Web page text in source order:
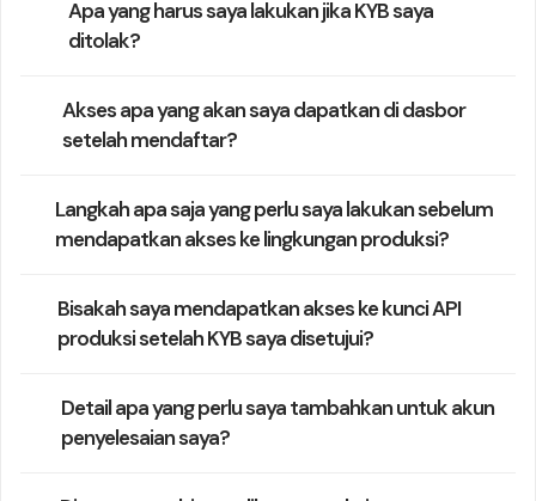
Apa yang harus saya lakukan jika KYB saya
ditolak?
Akses apa yang akan saya dapatkan di dasbor
setelah mendaftar?
Langkah apa saja yang perlu saya lakukan sebelum
mendapatkan akses ke lingkungan produksi?
Bisakah saya mendapatkan akses ke kunci API
produksi setelah KYB saya disetujui?
Detail apa yang perlu saya tambahkan untuk akun
penyelesaian saya?